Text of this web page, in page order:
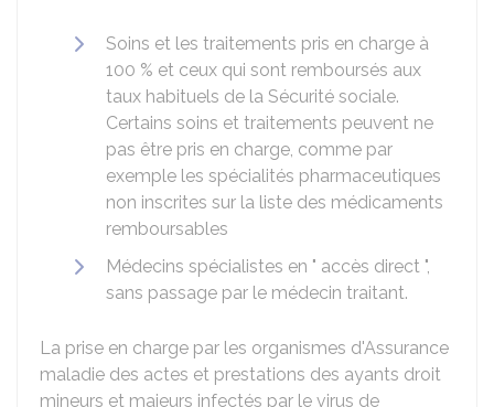
Soins et les traitements pris en charge à
100 % et ceux qui sont remboursés aux
taux habituels de la Sécurité sociale.
Certains soins et traitements peuvent ne
pas être pris en charge, comme par
exemple les spécialités pharmaceutiques
non inscrites sur la liste des médicaments
remboursables
Médecins spécialistes en " accès direct ",
sans passage par le médecin traitant.
La prise en charge par les organismes d'Assurance
maladie des actes et prestations des ayants droit
mineurs et majeurs infectés par le virus de